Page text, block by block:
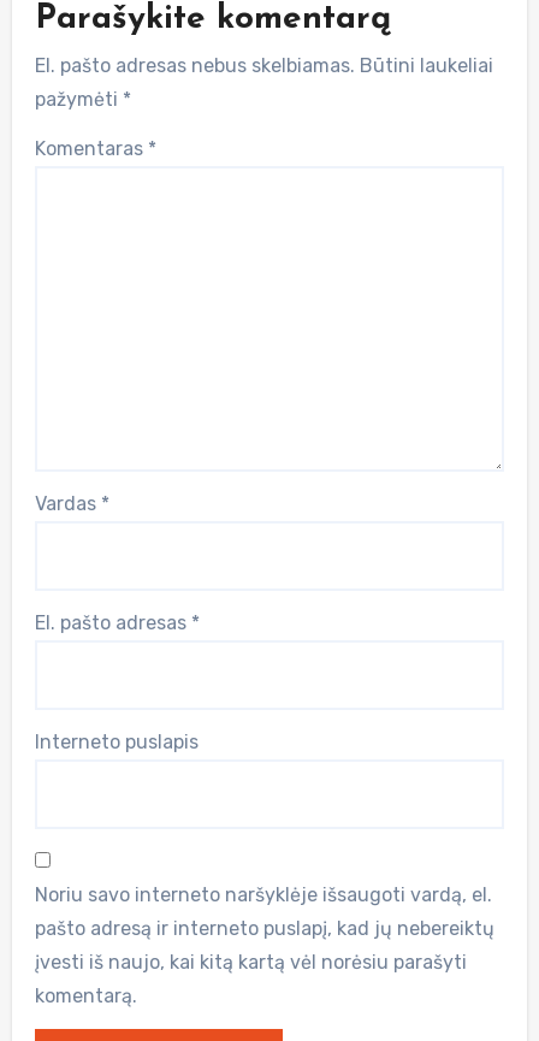
Parašykite komentarą
El. pašto adresas nebus skelbiamas. Būtini laukeliai
pažymėti *
Komentaras *
Vardas *
El. pašto adresas *
Interneto puslapis
Noriu savo interneto naršyklėje išsaugoti vardą, el.
pašto adresą ir interneto puslapį, kad jų nebereiktų
įvesti iš naujo, kai kitą kartą vėl norėsiu parašyti
komentarą.